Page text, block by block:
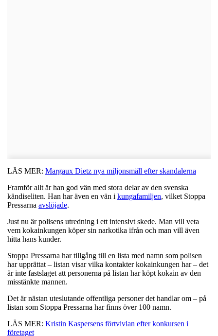
LÄS MER: Margaux Dietz nya miljonsmäll efter skandalerna
Framför allt är han god vän med stora delar av den svenska
kändiseliten. Han har även en vän i kungafamiljen, vilket Stoppa
Pressarna avslöjade.
Just nu är polisens utredning i ett intensivt skede. Man vill veta
vem kokainkungen köper sin narkotika ifrån och man vill även
hitta hans kunder.
Stoppa Pressarna har tillgång till en lista med namn som polisen
har upprättat – listan visar vilka kontakter kokainkungen har – det
är inte fastslaget att personerna på listan har köpt kokain av den
misstänkte mannen.
Det är nästan uteslutande offentliga personer det handlar om – på
listan som Stoppa Pressarna har finns över 100 namn.
LÄS MER: Kristin Kaspersens förtvivlan efter konkursen i
företaget